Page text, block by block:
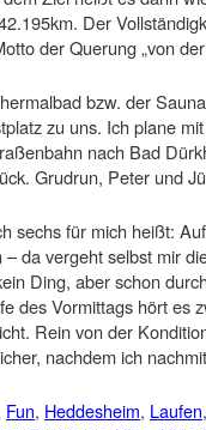
Der
der Querung „von
bzw. der
zu uns. Ich plane
nach Bad
Grudrun, Peter und
sechs für mich heißt:
da vergeht selbst mir
Ding, aber schon
des Vormittags hört es
Rein von der
nachdem ich
Fun, Heddesheim, Laufen